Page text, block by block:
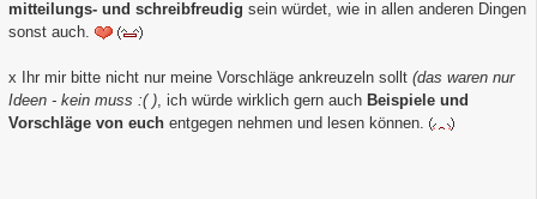
mitteilungs- und schreibfreudig sein würdet, wie in allen anderen Dingen
sonst auch.
x Ihr mir bitte nicht nur meine Vorschläge ankreuzeln sollt (das waren nur
Ideen - kein muss :( ), ich würde wirklich gern auch Beispiele und
Vorschläge von euch entgegen nehmen und lesen können.